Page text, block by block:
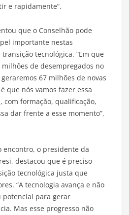
e rapidamente”.
que o Conselhão pode
importante nestas
tecnológica. “Em que
de desempregados no
67 milhões de novas
que nós vamos fazer essa
com formação, qualificação,
dar frente a esse momento”,
encontro, o presidente da
destacou que é preciso
tecnológica justa que
“A tecnologia avança e não
potencial para gerar
Mas esse progresso não